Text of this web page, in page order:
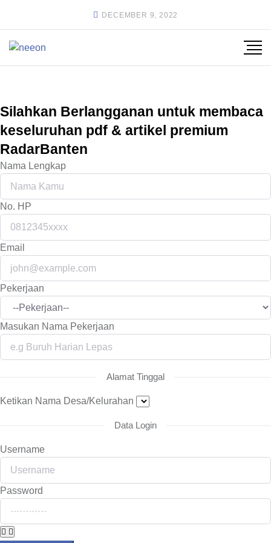
DECEMBER 9, 2022
Silahkan Berlangganan untuk membaca
keseluruhan pdf & artikel premium
RadarBanten
Nama Lengkap
No. HP
Email
Pekerjaan
Masukan Nama Pekerjaan
Alamat Tinggal
Ketikan Nama Desa/Kelurahan
Data Login
Username
Password